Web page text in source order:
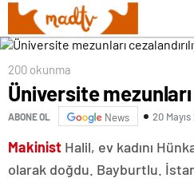
200 okunma
Üniversite mezunları
ABONE OL News 20
Makinist Halil, ev kadını
olarak doğdu. Bayburtlu.